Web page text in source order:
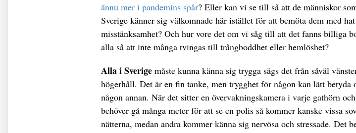
ännu mer i pandemins spår? Eller kan vi se till så att de människor
Sverige känner sig välkomnade här istället för att bemöta dem med
misstänksamhet? Och hur vore det om vi såg till att det fanns billiga
alla så att inte många tvingas till trångboddhet eller hemlöshet?
Alla i Sverige måste kunna känna sig trygga sägs det från såväl
högerhåll. Det är en fin tanke, men trygghet för någon kan lätt betyda
någon annan. När det sitter en övervakningskamera i varje gathörn
behöver gå många meter för att se en polis så kommer kanske vissa
nätterna, medan andra kommer känna sig nervösa och stressade. Det